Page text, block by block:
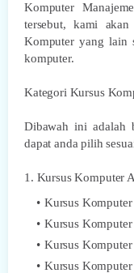
Komputer
tersebut, kami
Komputer yang lain
komputer.
Kategori Kursus
Dibawah ini adalah
dapat anda pilih
1. Kursus Komputer
Kursus
Kursus Komputer
Kursus Komputer
Kursus Komputer